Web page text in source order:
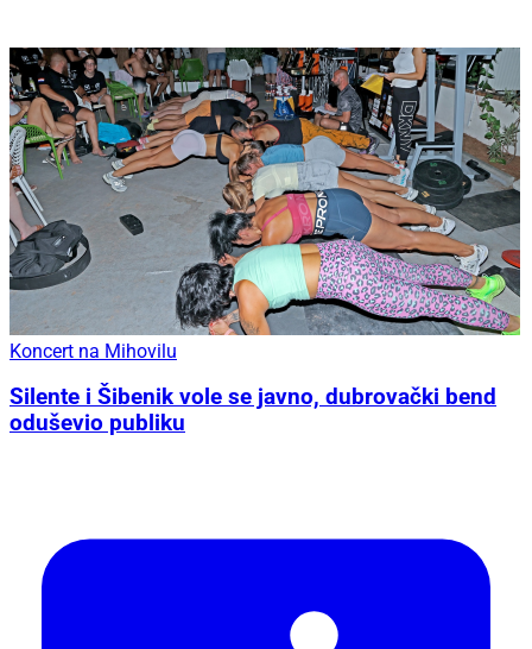
Koncert na Mihovilu
Silente i Šibenik vole se javno, dubrovački bend
oduševio publiku